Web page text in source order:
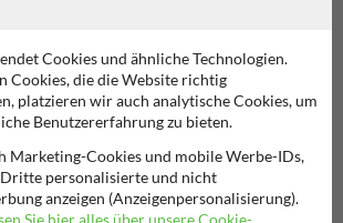
Privatgrundstück Schilder
Cookies und ähnliche Technologien.
Cookies, die die Website richtig
platzieren wir auch analytische Cookies, um
Benutzererfahrung zu bieten.
Marketing-Cookies und mobile Werbe-IDs,
personalisierte und nicht
anzeigen (Anzeigenpersonalisierung).
Sie hier alles über unsere Cookie-